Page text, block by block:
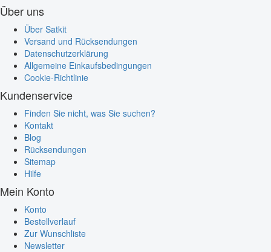
Über uns
Über Satkit
Versand und Rücksendungen
Datenschutzerklärung
Allgemeine Einkaufsbedingungen
Cookie-Richtlinie
Kundenservice
Finden Sie nicht, was Sie suchen?
Kontakt
Blog
Rücksendungen
Sitemap
Hilfe
Mein Konto
Konto
Bestellverlauf
Zur Wunschliste
Newsletter